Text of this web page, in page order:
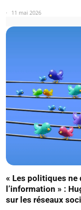
11 mai 2026
« Les politiques ne
l’information » :
sur les réseaux